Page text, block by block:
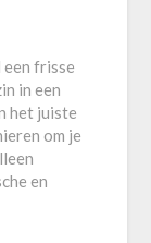
een frisse
in een
het juiste
om je
en